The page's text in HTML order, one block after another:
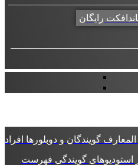
رایگان
گویندگان و دوبلورها افراد
استودیوهای گویندگی فهرست